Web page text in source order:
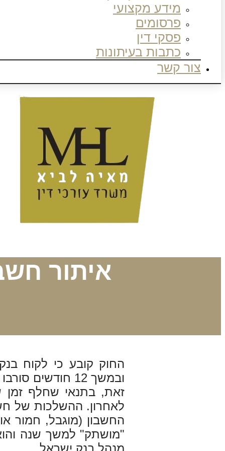
מידע מקצועי
פרסומים
פסקי דין
כתבות בעיתונות
צור קשר
איתור
החוק קובע כי לקוח
לאחרון. ההשלכות של
החשבון (מוגבל, חמור
"מושתק" למשך שנה
מנהל בנק ישראל.